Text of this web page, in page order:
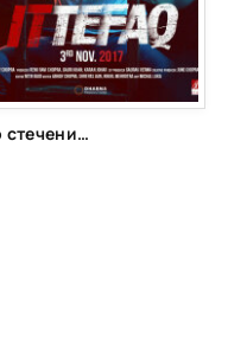
По стечению обстоятельств (2017)